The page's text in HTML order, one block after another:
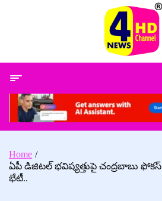
Home
ఏపీ డిజిటల్ భవిష్యత్తుపై చంద్రబాబు
భేటీ..